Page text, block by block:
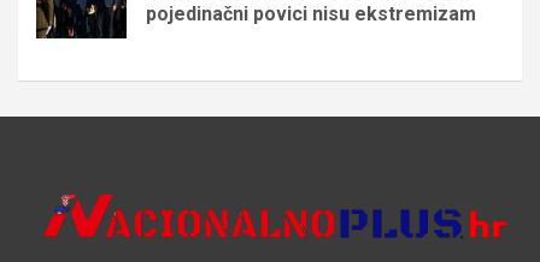
pojedinačni povici nisu ekstremizam